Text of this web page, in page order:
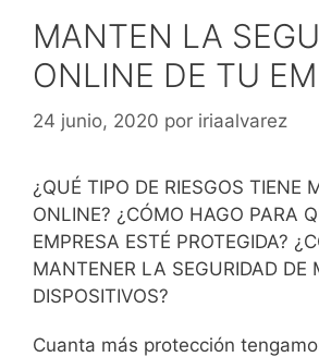
MANTEN LA
ONLINE DE TU
24 junio, 2020 por iriaalvarez
¿QUÉ TIPO DE RIESGOS TIENE
ONLINE? ¿CÓMO HAGO PARA
EMPRESA ESTÉ PROTEGIDA?
MANTENER LA SEGURIDAD DE
DISPOSITIVOS?
Cuanta más protección